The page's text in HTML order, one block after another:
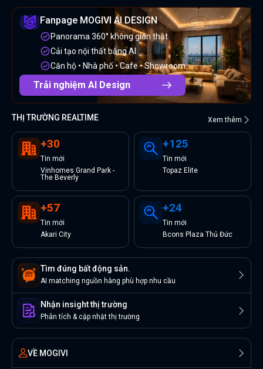
Fanpage MOGIVI AI DESIGN
Panorama 360° không gian thật
Cải tạo nội thất bằng AI
Căn hộ • Nhà phố • Cafe • Showroom
Trải nghiệm AI Design
THỊ TRƯỜNG REALTIME Xem thêm
+30
Tin mới
Vinhomes Grand Park -
The Beverly
+125
Tin mới
Topaz Elite
+57
Tin mới
Akari City
+24
Tin mới
Bcons Plaza Thủ Đức
Tìm đúng bất động sản.
AI matching nguồn hàng phù hợp nhu cầu
Nhận insight thị trường
Phân tích & cập nhật thị trường
VỀ MOGIVI